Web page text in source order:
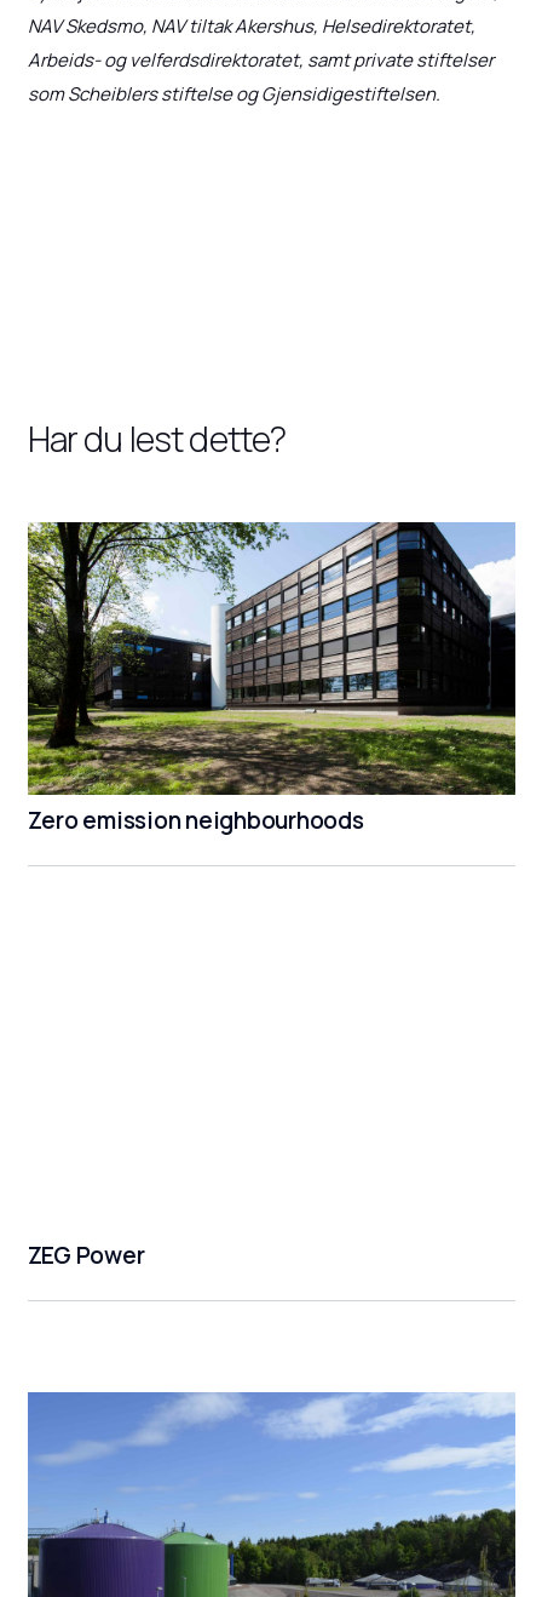
NAV Skedsmo, NAV tiltak Akershus, Helsedirektoratet,
Arbeids- og velferdsdirektoratet, samt private stiftelser
som Scheiblers stiftelse og Gjensidigestiftelsen.
Har du lest dette?
Zero emission neighbourhoods
ZEG Power